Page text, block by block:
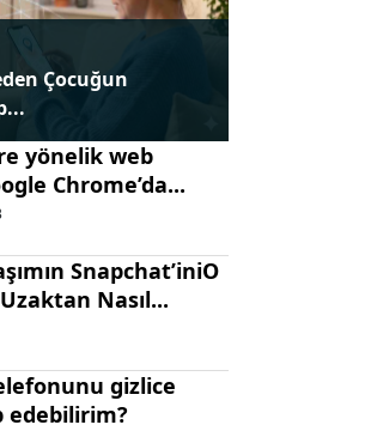
Çocuğun
yönelik web
Chrome’da...
Snapchat’iniO
Nasıl...
gizlice
edebilirim?